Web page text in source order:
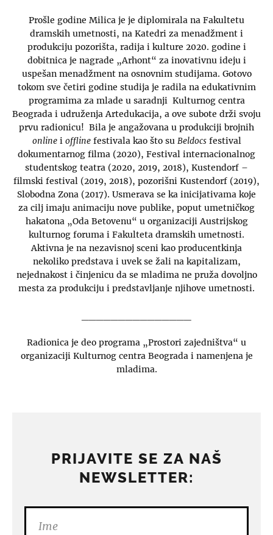
Prošle godine Milica je je diplomirala na Fakultetu
dramskih umetnosti, na Katedri za menadžment i
produkciju pozorišta, radija i kulture 2020. godine i
dobitnica je nagrade „Arhont“ za inovativnu ideju i
uspešan menadžment na osnovnim studijama. Gotovo
tokom sve četiri godine studija je radila na edukativnim
programima za mlade u saradnji Kulturnog centra
Beograda i udruženja Artedukacija, a ove subote drži svoju
prvu radionicu! Bila je angažovana u produkciji brojnih
onlinei offlinefestivala kao što su Beldocsfestival
dokumentarnog filma (2020), Festival internacionalnog
studentskog teatra (2020, 2019, 2018), Kustendorf –
filmski festival (2019, 2018), pozorišni Kustendorf (2019),
Slobodna Zona (2017). Usmerava se ka inicijativama koje
za cilj imaju animaciju nove publike, poput umetničkog
hakatona „Oda Betovenu“ u organizaciji Austrijskog
kulturnog foruma i Fakulteta dramskih umetnosti.
Aktivna je na nezavisnoj sceni kao producentkinja
nekoliko predstava i uvek se žali na kapitalizam,
nejednakost i činjenicu da se mladima ne pruža dovoljno
mesta za produkciju i predstavljanje njihove umetnosti.
Radionica je deo programa „Prostori zajedništva“ u
organizaciji Kulturnog centra Beograda i namenjena je
mladima.
PRIJAVITE SE ZA NAŠ
NEWSLETTER: